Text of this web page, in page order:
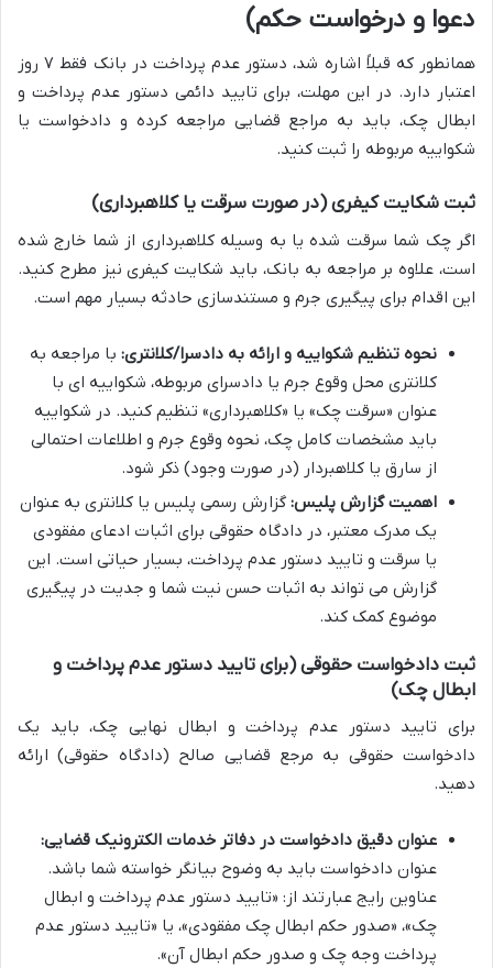
دعوا و درخواست حکم)
همانطور که قبلاً اشاره شد، دستور عدم پرداخت در بانک فقط ۷ روز
اعتبار دارد. در این مهلت، برای تایید دائمی دستور عدم پرداخت و
ابطال چک، باید به مراجع قضایی مراجعه کرده و دادخواست یا
شکواییه مربوطه را ثبت کنید.
ثبت شکایت کیفری (در صورت سرقت یا کلاهبرداری)
اگر چک شما سرقت شده یا به وسیله کلاهبرداری از شما خارج شده
است، علاوه بر مراجعه به بانک، باید شکایت کیفری نیز مطرح کنید.
این اقدام برای پیگیری جرم و مستندسازی حادثه بسیار مهم است.
نحوه تنظیم شکواییه و ارائه به دادسرا/کلانتری: با مراجعه به
کلانتری محل وقوع جرم یا دادسرای مربوطه، شکواییه ای با
عنوان «سرقت چک» یا «کلاهبرداری» تنظیم کنید. در شکواییه
باید مشخصات کامل چک، نحوه وقوع جرم و اطلاعات احتمالی
از سارق یا کلاهبردار (در صورت وجود) ذکر شود.
اهمیت گزارش پلیس: گزارش رسمی پلیس یا کلانتری به عنوان
یک مدرک معتبر، در دادگاه حقوقی برای اثبات ادعای مفقودی
یا سرقت و تایید دستور عدم پرداخت، بسیار حیاتی است. این
گزارش می تواند به اثبات حسن نیت شما و جدیت در پیگیری
موضوع کمک کند.
ثبت دادخواست حقوقی (برای تایید دستور عدم پرداخت و
ابطال چک)
برای تایید دستور عدم پرداخت و ابطال نهایی چک، باید یک
دادخواست حقوقی به مرجع قضایی صالح (دادگاه حقوقی) ارائه
دهید.
عنوان دقیق دادخواست در دفاتر خدمات الکترونیک قضایی:
عنوان دادخواست باید به وضوح بیانگر خواسته شما باشد.
عناوین رایج عبارتند از: «تایید دستور عدم پرداخت و ابطال
چک»، «صدور حکم ابطال چک مفقودی»، یا «تایید دستور عدم
پرداخت وجه چک و صدور حکم ابطال آن».